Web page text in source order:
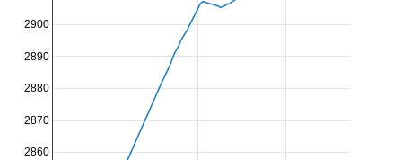
2860
2870
2880
2890
2900